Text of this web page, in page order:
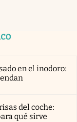
en el inodoro:
del coche:
qué sirve